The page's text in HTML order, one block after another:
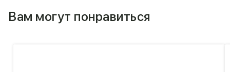
Вам могут понравиться